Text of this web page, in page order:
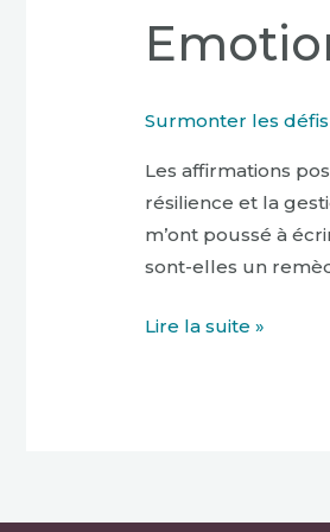
Surmonter les défis
Les affirmations
résilience et la
m’ont poussé à
sont-elles un
Lire la suite »